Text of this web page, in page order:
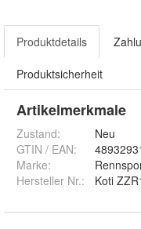
Produktdetails
Produktsicherheit
Artikelmerkmale
Zustand:
Neu
GTIN / EAN:
Marke:
Hersteller Nr.:
Koti